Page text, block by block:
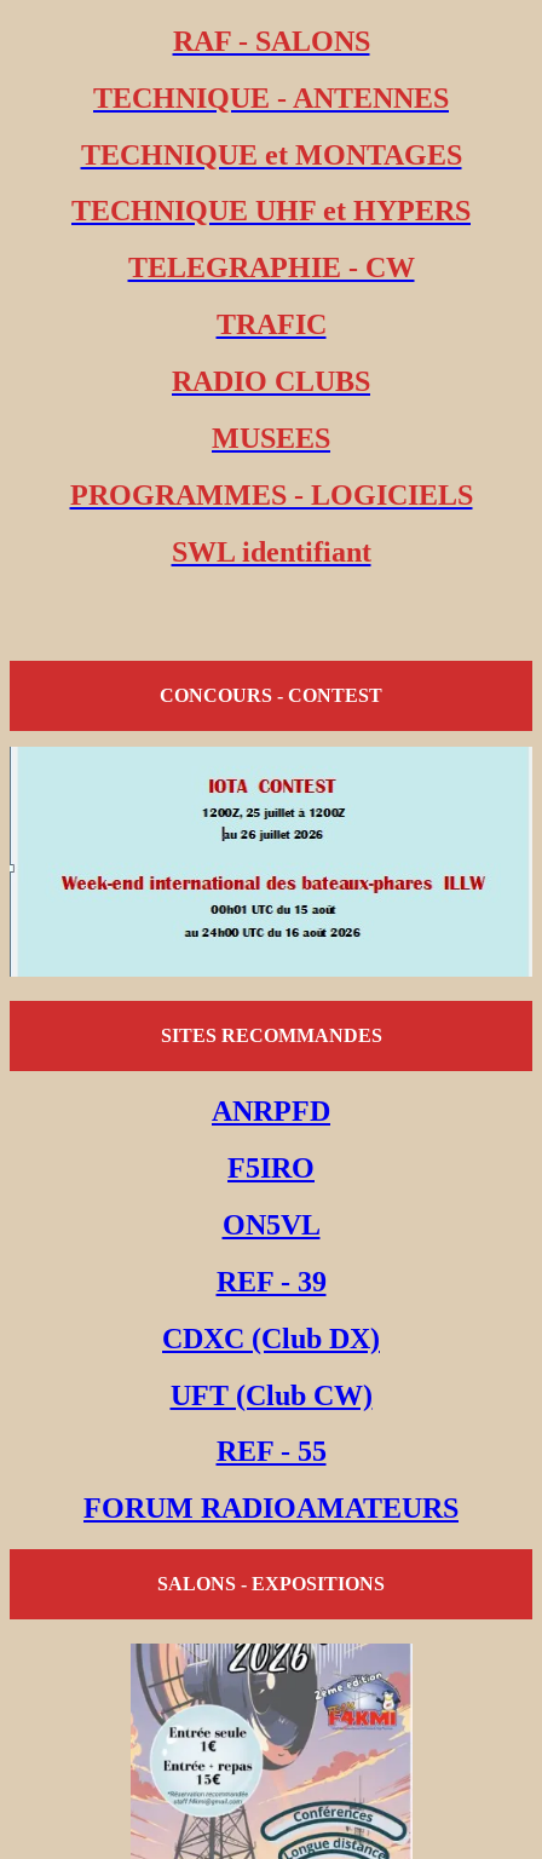
RAF - SALONS
TECHNIQUE - ANTENNES
TECHNIQUE et MONTAGES
TECHNIQUE UHF et HYPERS
TELEGRAPHIE - CW
TRAFIC
RADIO CLUBS
MUSEES
PROGRAMMES - LOGICIELS
SWL identifiant
CONCOURS - CONTEST
SITES RECOMMANDES
ANRPFD
F5IRO
ON5VL
REF - 39
CDXC (Club DX)
UFT (Club CW)
REF - 55
FORUM RADIOAMATEURS
SALONS - EXPOSITIONS